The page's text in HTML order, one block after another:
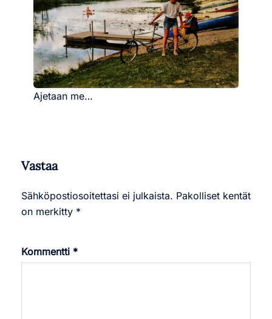
Ajetaan me…
Vastaa
Sähköpostiosoitettasi ei julkaista. Pakolliset kentät
on merkitty *
Kommentti *